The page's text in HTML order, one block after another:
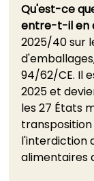
Qu'est-ce
entre-t-il en
2025/40 sur
94/62/CE. Il
2025 et
les 27 États
l'interdiction
alimentaires